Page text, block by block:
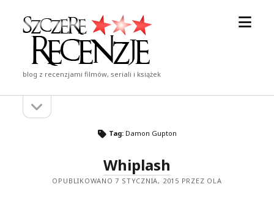
Szczere
Recenzje
blog z recenzjami filmów, seriali i książek
Pasekpasek
Tag: Damon Gupton
Whiplash
OPUBLIKOWANO 7 STYCZNIA, 2015 PRZEZ OLA